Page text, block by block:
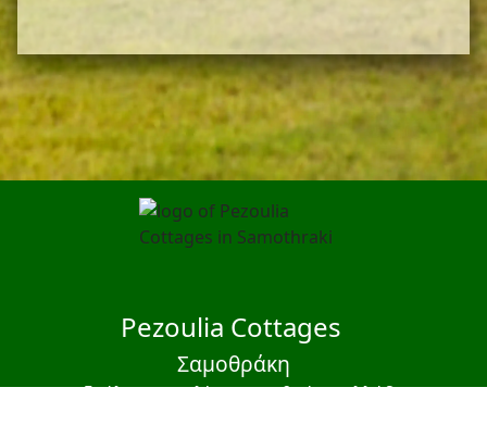
Pezoulia Cottages
Σαμοθράκη
Πεζούλια - Άη Ηλίας, Σαμοθράκη, Ελλάδα